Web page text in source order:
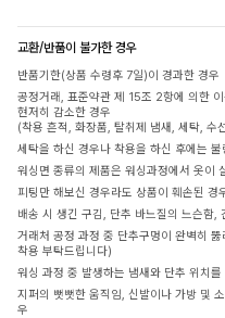
교환/반품이 불가한 경우
반품기한(상품 수령후 7일)이 경과한 경우
공정거래, 표준약관 제 15조 2항에 의한
현저히 감소한 경우
(착용 흔적, 화장품, 탈취제 냄새, 세탁, 수
세탁을 하신 경우나 착용을 하신 후에는
워싱면 종류의 제품은 워싱과정에서 옷이
피팅만 해보신 경우라도 상품이 훼손된
배송 시 생긴 구김, 단추 바느질의 느슨함,
거래처 공정 과정 중 단추구멍이 완벽히
착용 부탁드립니다)
워싱 과정 중 발생하는 냄새와 단추 위치
지퍼의 뻣뻣한 움직임, 신발이나 가방 및
우